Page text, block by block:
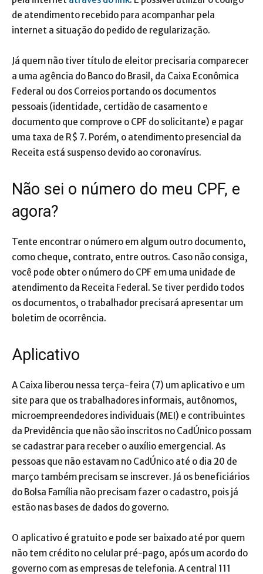
de atendimento recebido para acompanhar pela
internet a situação do pedido de regularização.
Já quem não tiver título de eleitor precisaria comparecer
a uma agência do Banco do Brasil, da Caixa Econômica
Federal ou dos Correios portando os documentos
pessoais (identidade, certidão de casamento e
documento que comprove o CPF do solicitante) e pagar
uma taxa de R$ 7. Porém, o atendimento presencial da
Receita está suspenso devido ao coronavírus.
Não sei o número do meu CPF, e
agora?
Tente encontrar o número em algum outro documento,
como cheque, contrato, entre outros. Caso não consiga,
você pode obter o número do CPF em uma unidade de
atendimento da Receita Federal. Se tiver perdido todos
os documentos, o trabalhador precisará apresentar um
boletim de ocorrência.
Aplicativo
A Caixa liberou nessa terça-feira (7) um aplicativo e um
site para que os trabalhadores informais, autônomos,
microempreendedores individuais (MEI) e contribuintes
da Previdência que não são inscritos no CadÚnico possam
se cadastrar para receber o auxílio emergencial. As
pessoas que não estavam no CadÚnico até o dia 20 de
março também precisam se inscrever. Já os beneficiários
do Bolsa Família não precisam fazer o cadastro, pois já
estão nas bases de dados do governo.
O aplicativo é gratuito e pode ser baixado até por quem
não tem crédito no celular pré-pago, após um acordo do
governo com as empresas de telefonia. A central 111